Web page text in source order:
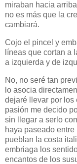
miraban hacia
no es más que la
cambiará.
Cojo el pincel y
líneas que cortan a
a izquierda y de
No, no seré tan
lo asocia
dejaré llevar por los
pasión me decido
sin llegar a serlo
haya paseado
pueblan la costa
embriaga los
encantos de los